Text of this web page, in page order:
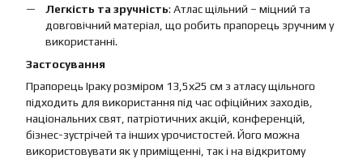
Легкість та зручність: Атлас щільний – міцний та
довговічний матеріал, що робить прапорець зручним у
використанні.
Застосування
Прапорець Іраку розміром 13,5х25 см з атласу щільного
підходить для використання під час офіційних заходів,
національних свят, патріотичних акцій, конференцій,
бізнес-зустрічей та інших урочистостей. Його можна
використовувати як у приміщенні, так і на відкритому